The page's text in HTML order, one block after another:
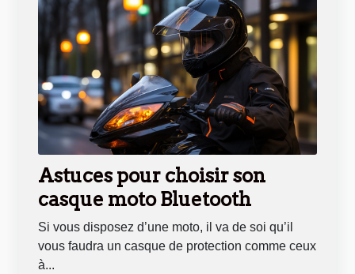
Astuces pour choisir son
casque moto Bluetooth
Si vous disposez d’une moto, il va de soi qu’il
vous faudra un casque de protection comme ceux
à...